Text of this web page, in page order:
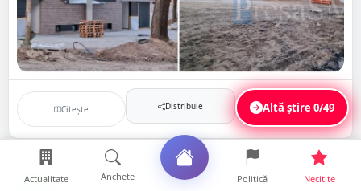
Citește Distribuie Salvează
Actualitate
Altă știre0/49
Actualitate Anchete Politică Necitite